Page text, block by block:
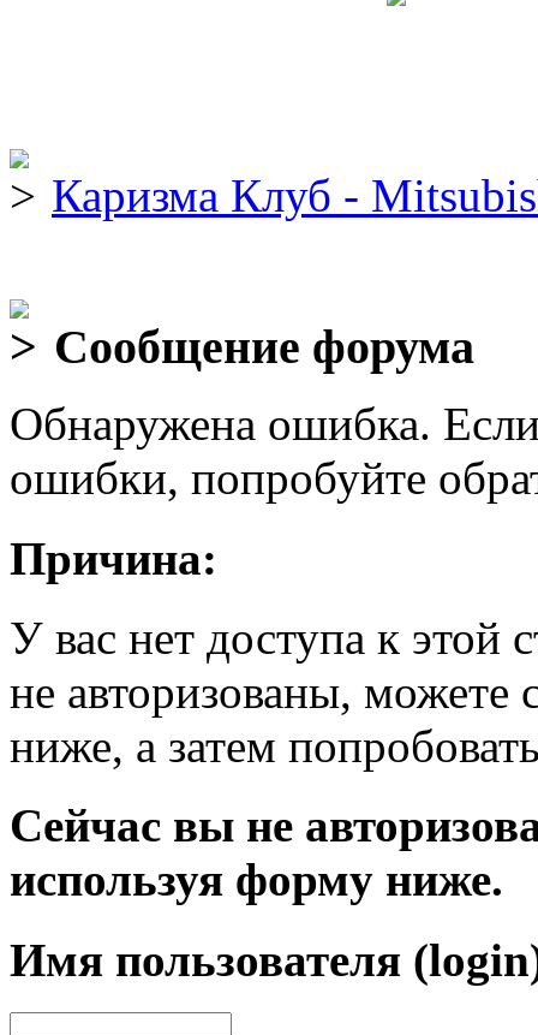
Каризма Клуб -
Сообщение форума
Обнаружена ошибка.
ошибки, попробуйте
Причина:
У вас нет доступа к
не авторизованы, можете
ниже, а затем
Сейчас вы не
используя форму ниже.
Имя пользователя